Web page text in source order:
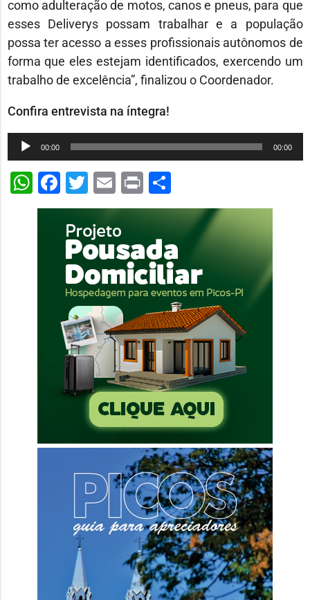
como adulteração de motos, canos e pneus, para que
esses Deliverys possam trabalhar e a população
possa ter acesso a esses profissionais autônomos de
forma que eles estejam identificados, exercendo um
trabalho de excelência”, finalizou o Coordenador.
Confira entrevista na íntegra!
Tocador
de
áudio
00:00 00:00
WhatsApp
Facebook
Twitter
EmailPrint